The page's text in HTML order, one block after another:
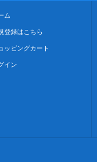
ム
登録はこちら
ッピングカート
イン